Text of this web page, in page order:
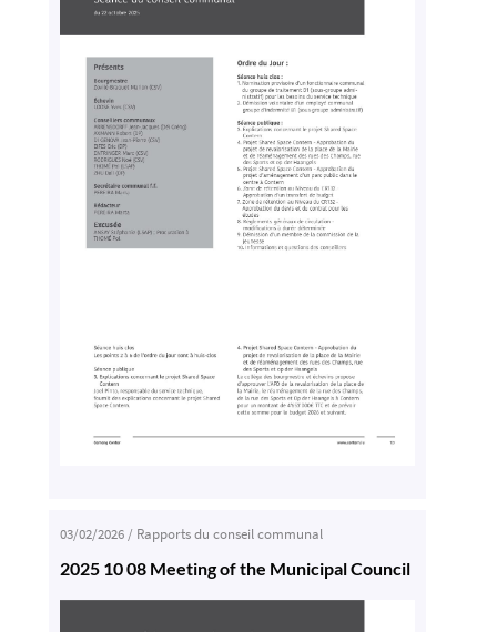
03/02/2026/ Rapports du conseil communal
2025 10 08 Meeting of the Municipal Council